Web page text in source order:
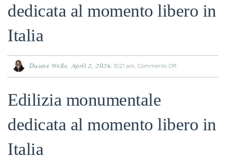
CULTURE
VIDEOS
Duane
Wells
dedicata al momento libero in
Italia
Duane Wells April 2, 2026 10:21 am Comments Offon
monumentale
Edilizia monumentale
dedicata al momento libero in
Italia